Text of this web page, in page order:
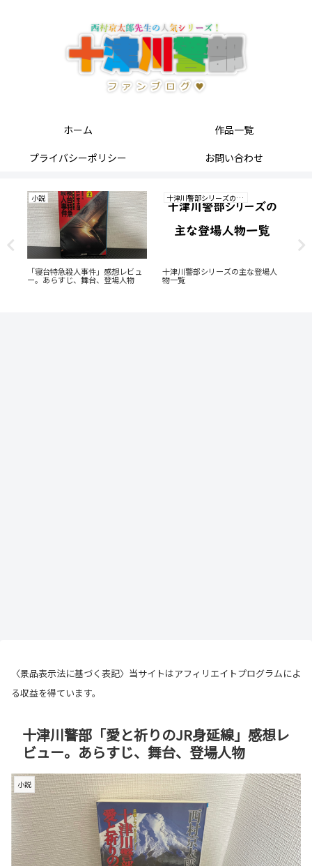
ホーム
作品一覧
プライバシーポリシー
お問い合わせ
小説
「寝台特急殺人事件」感想レビュ
ー。あらすじ、舞台、登場人物
十津川警部シリーズの研究
十津川警部シリーズの主な登場人
物一覧
〈景品表示法に基づく表記〉当サイトはアフィリエイトプログラムによ
る収益を得ています。
十津川警部「愛と祈りのJR身延線」感想レ
ビュー。あらすじ、舞台、登場人物
小説